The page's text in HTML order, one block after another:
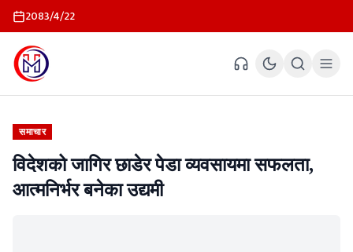
2083/4/22
समाचार
विदेशको जागिर छाडेर पेडा व्यवसायमा सफलता,
आत्मनिर्भर बनेका उद्यमी